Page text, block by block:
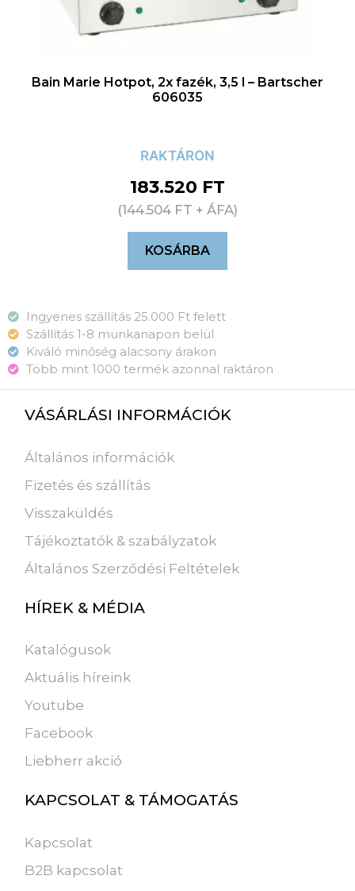
Bain Marie Hotpot, 2x fazék, 3,5 l – Bartscher
606035
RAKTÁRON
183.520 FT
(144.504 FT + ÁFA)
KOSÁRBA
Ingyenes szállítás 25.000 Ft felett
Szállítás 1-8 munkanapon belül
Kiváló minőség alacsony árakon
Több mint 1000 termék azonnal raktáron
VÁSÁRLÁSI INFORMÁCIÓK
Általános információk
Fizetés és szállítás
Visszaküldés
Tájékoztatók & szabályzatok
Általános Szerződési Feltételek
HÍREK & MÉDIA
Katalógusok
Aktuális híreink
Youtube
Facebook
Liebherr akció
KAPCSOLAT & TÁMOGATÁS
Kapcsolat
B2B kapcsolat